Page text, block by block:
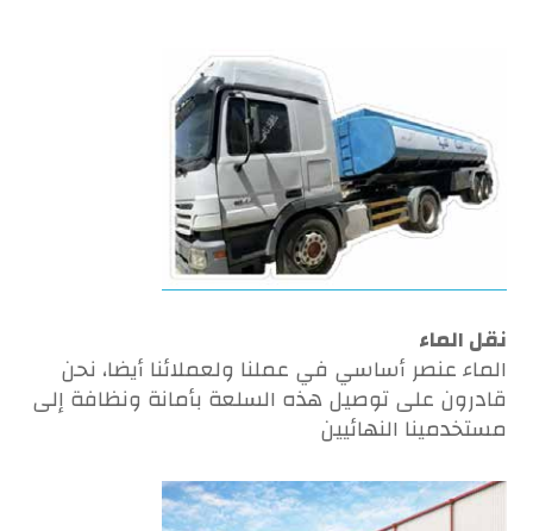
نقل الماء
الماء عنصر أساسي في عملنا ولعملائنا أيضا، نحن
قادرون على توصيل هذه السلعة بأمانة ونظافة إلى
مستخدمينا النهائيين